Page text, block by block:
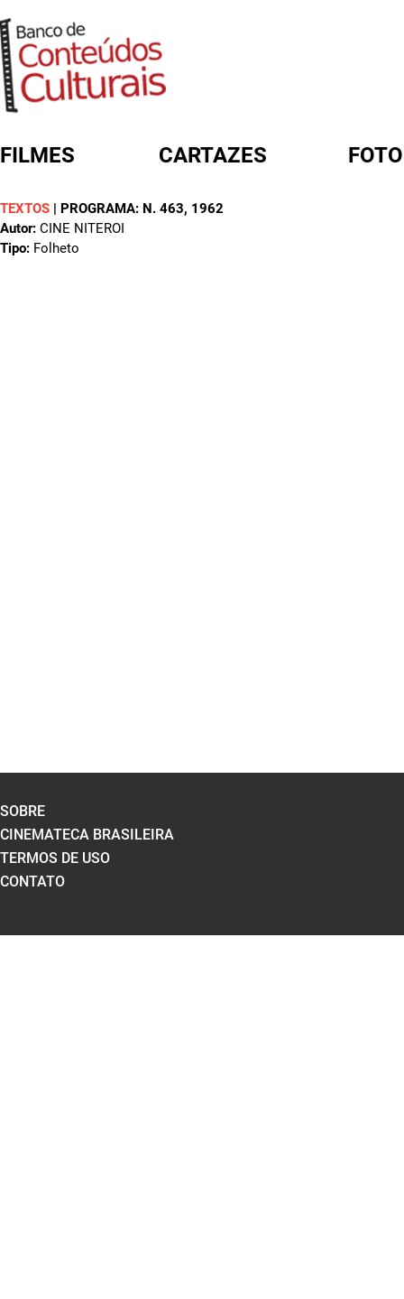
FILMES CARTAZES
TEXTOS | PROGRAMA: N. 463, 1962
Autor: CINE NITEROI
Tipo: Folheto
FORMULÁRIO DE BUSCA
SOBRE
CINEMATECA BRASILEIRA
TERMOS DE USO
CONTATO